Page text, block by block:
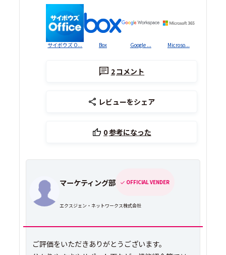
サイボウズ O... Box Google ... Microso...
2コメント
レビューをシェア
0参考になった
マーケティング部 OFFICIAL VENDER
エクスジェン・ネットワークス株式会社
ご評価をいただきありがとうございます。